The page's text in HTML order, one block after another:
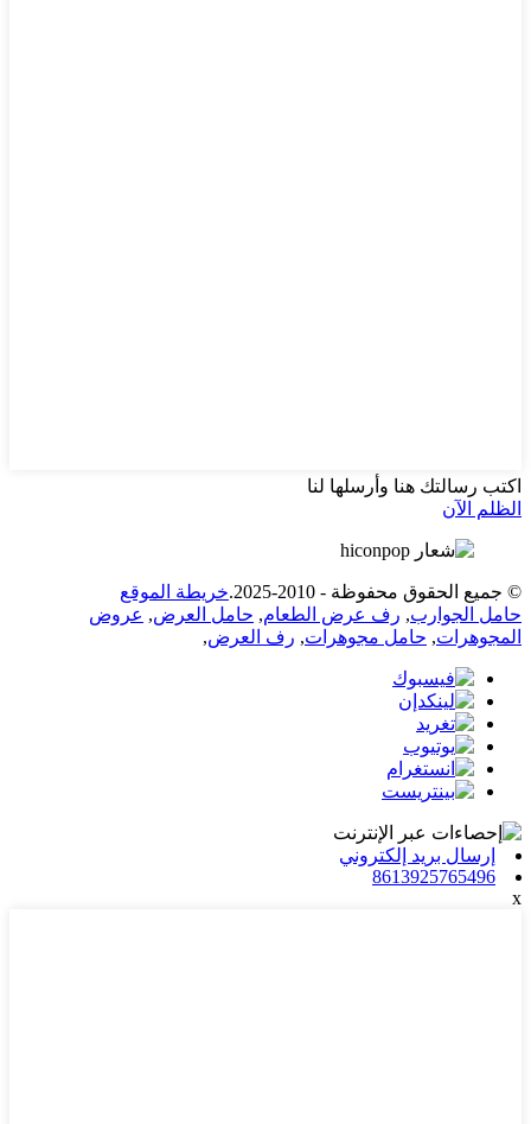
اكتب رسالتك هنا وأرسلها لنا
الظلم الآن
© جميع الحقوق محفوظة - 2010-2025.
خريطة الموقع
حامل الجوارب, رف عرض الطعام, حامل العرض, عروض
المجوهرات, حامل مجوهرات, رف العرض,
إرسال بريد إلكتروني
8613925765496
x